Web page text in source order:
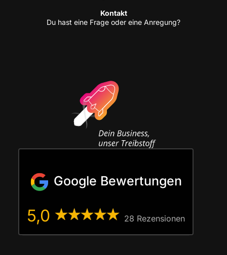
Kon­takt
Du hast eine Fra­ge oder eine Anregung?
Google Bewertungen
5,0 28 Rezen­sio­nen